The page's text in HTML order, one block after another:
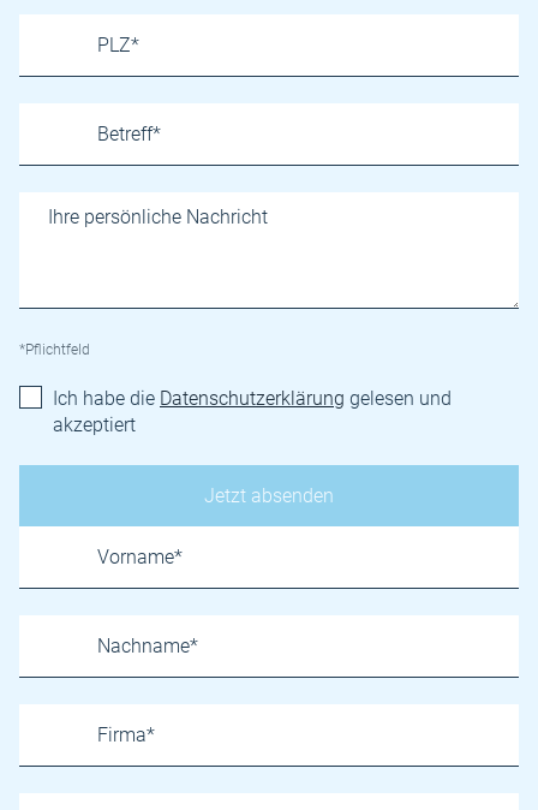
*Pflichtfeld
Ich habe die Datenschutzerklärung gelesen und
akzeptiert